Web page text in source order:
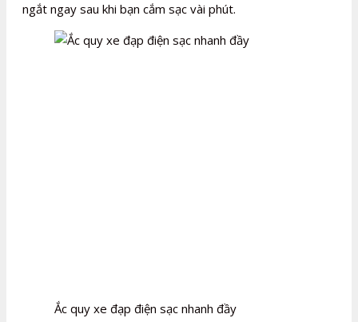
ngắt ngay sau khi bạn cắm sạc vài phút.
Ắc quy xe đạp điện sạc nhanh đầy